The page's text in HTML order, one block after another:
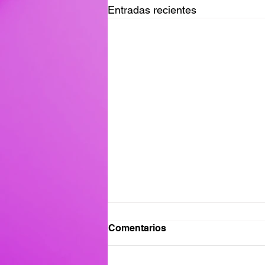
Entradas recientes
Ganadores del Viernes
31/07
Comentarios